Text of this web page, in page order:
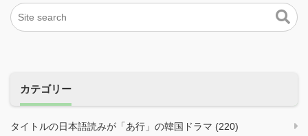
カテゴリー
タイトルの日本語読みが「あ行」の韓国ドラマ (220)